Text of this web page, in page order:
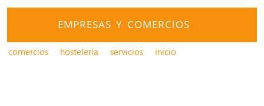
EMPRESAS Y COMERCIOS
comercios hostelería servicios inicio